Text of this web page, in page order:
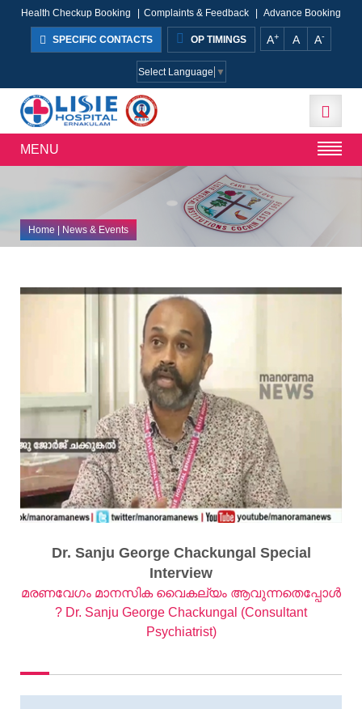
Health Checkup Booking Complaints & Feedback Advance Booking
SPECIFIC CONTACTS OP TIMINGS A+ A A-
Select Language ▼
MENU
Home| News & Events
Dr. Sanju George Chackungal Special
Interview
മരണവേഗം മാനസിക വൈകല്യം ആവുന്നതെപ്പോൾ
? Dr. Sanju George Chackungal (Consultant
Psychiatrist)